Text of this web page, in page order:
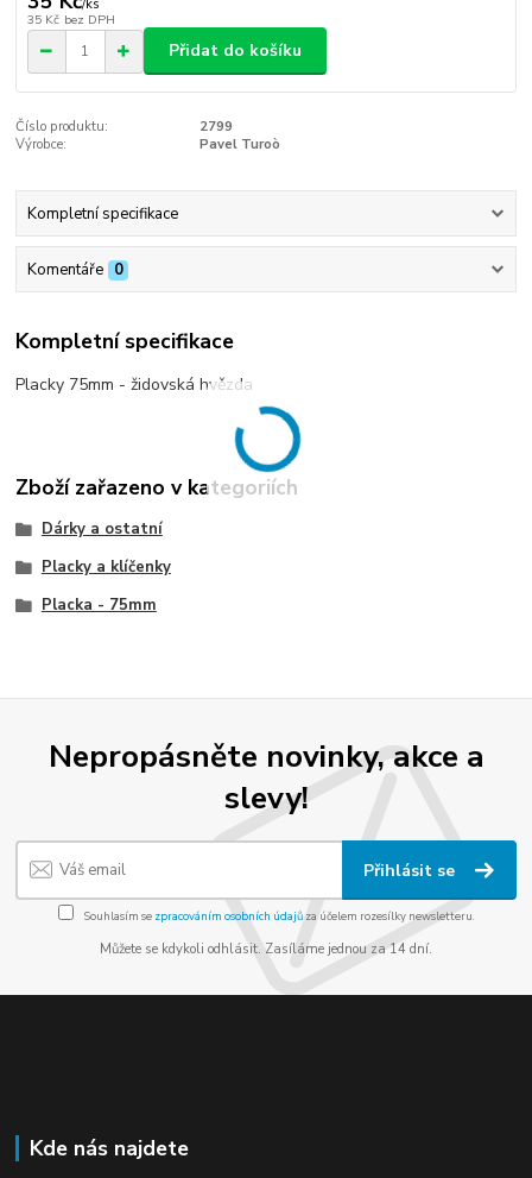
/ks
35 Kč bez DPH
Přidat do košíku
Číslo produktu:
2799
Výrobce:
Pavel Turoò
Kompletní specifikace
Komentáře 0
Kompletní specifikace
Placky 75mm - židovská hvězda
Zboží zařazeno v kategoriích
Dárky a ostatní
Placky a klíčenky
Placka - 75mm
Nepropásněte novinky, akce a
slevy!
Přihlásit se
Souhlasím se zpracováním osobních údajůza účelem rozesílky newsletteru.
Můžete se kdykoli odhlásit. Zasíláme jednou za 14 dní.
Kde nás najdete